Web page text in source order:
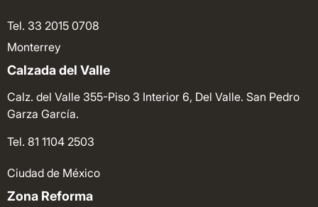
Tel. 33 2015 0708
Monterrey
Calzada del Valle
Calz. del Valle 355-Piso 3 Interior 6, Del Valle. San Pedro
Garza García.
Tel. 81 1104 2503
Ciudad de México
Zona Reforma